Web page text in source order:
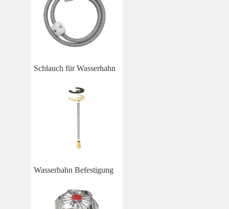
Schlauch für Wasserhahn
Wasserhahn Befestigung